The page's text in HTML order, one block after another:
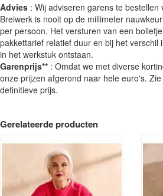
Advies : Wij adviseren garens te bestellen
Breiwerk is nooit op de millimeter
per persoon. Het versturen van een
pakkettarief relatief duur en bij het verschil
in het werkstuk ontstaan.
Garenprijs** : Omdat we met diverse
onze prijzen afgerond naar hele euro's.
definitieve prijs.
Gerelateerde producten